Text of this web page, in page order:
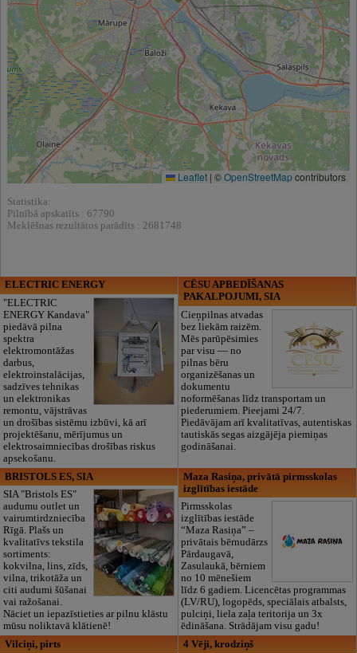
Leaflet | ©OpenStreetMapcontributors
Statistika:
Pilnībā apskatīts : 67790
Meklēšnas rezultātos parādīts : 2681748
ELECTRIC ENERGY
"ELECTRIC
ENERGY Kandava"
piedāvā pilna
spektra
elektromontāžas
darbus,
elektroinstalācijas,
sadzīves tehnikas
un elektronikas
remontu, vājstrāvas
un drošības sistēmu izbūvi, kā arī
projektēšanu, mērījumus un
elektrosaimniecības drošības riskus
apsekošanu.
CĒSU APBEDĪŠANAS
PAKALPOJUMI, SIA
Cieņpilnas atvadas
bez liekām raizēm.
Mēs parūpēsimies
par visu — no
pilnas bēru
organizēšanas un
dokumentu
noformēšanas līdz transportam un
piederumiem. Pieejami 24/7.
Piedāvājam arī kvalitatīvas, autentiskas
tautiskās segas aizgājēja piemiņas
godināšanai.
BRISTOLS ES, SIA
SIA "Bristols ES"
audumu outlet un
vairumtirdzniecība
Rīgā. Plašs un
kvalitatīvs tekstila
sortiments:
kokvilna, lins, zīds,
vilna, trikotāža un
citi audumi šūšanai
vai ražošanai.
Nāciet un iepazīstieties ar pilnu klāstu
mūsu noliktavā klātienē!
Maza Rasiņa, privātā pirmsskolas
izglītības iestāde
Pirmsskolas
izglītības iestāde
“Maza Rasiņa” –
privātais bērnudārzs
Pārdaugavā,
Zasulaukā, bērniem
no 10 mēnešiem
līdz 6 gadiem. Licencētas programmas
(LV/RU), logopēds, speciālais atbalsts,
pulciņi, liela zaļa teritorija un 3x
ēdināšana. Strādājam visu gadu!
Vilciņi, pirts
4 Vēji, krodziņš